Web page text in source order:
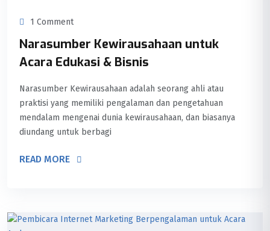
1 Comment
Narasumber Kewirausahaan untuk
Acara Edukasi & Bisnis
Narasumber Kewirausahaan adalah seorang ahli atau
praktisi yang memiliki pengalaman dan pengetahuan
mendalam mengenai dunia kewirausahaan, dan biasanya
diundang untuk berbagi
READ MORE